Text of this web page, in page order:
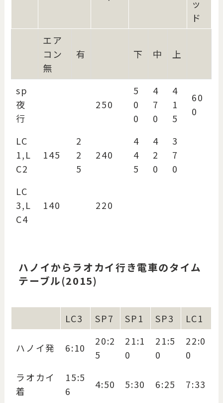
ッ
ド
エア
コン
無
有 下 中 上
sp
夜
行
250
5
0
0
4
7
0
4
1
5
60
0
LC
1,L
C2
145
2
2
5
240
4
4
5
4
2
0
3
7
0
LC
3,L
C4
140 220
ハノイからラオカイ行き電車のタイム
テーブル(2015)
LC3 SP7 SP1 SP3 LC1
ハノイ発 6:10
20:2
5
21:1
0
21:5
0
22:0
0
ラオカイ
着
15:5
6
4:50 5:30 6:25 7:33